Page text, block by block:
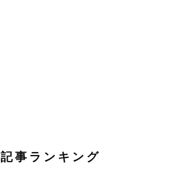
記事ランキング